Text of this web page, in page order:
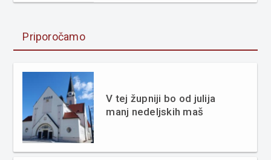
Priporočamo
V tej župniji bo od julija
manj nedeljskih maš